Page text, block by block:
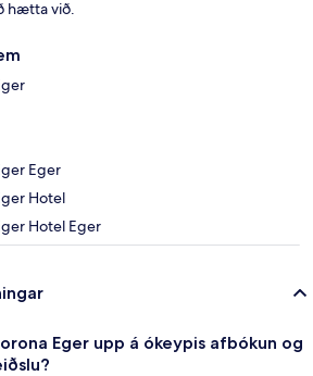
hætta við.
Eger
Hotel
Hotel Eger
Eger upp á ókeypis afbókun og